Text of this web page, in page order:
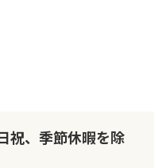
祝、季節休暇を除